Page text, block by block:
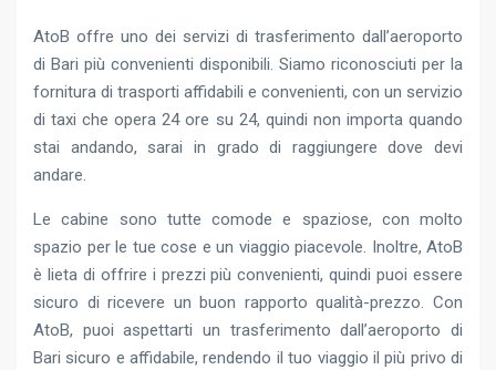
AtoB offre uno dei servizi di trasferimento dall’aeroporto
di Bari più convenienti disponibili. Siamo riconosciuti per la
fornitura di trasporti affidabili e convenienti, con un servizio
di taxi che opera 24 ore su 24, quindi non importa quando
stai andando, sarai in grado di raggiungere dove devi
andare.
Le cabine sono tutte comode e spaziose, con molto
spazio per le tue cose e un viaggio piacevole. Inoltre, AtoB
è lieta di offrire i prezzi più convenienti, quindi puoi essere
sicuro di ricevere un buon rapporto qualità-prezzo. Con
AtoB, puoi aspettarti un trasferimento dall’aeroporto di
Bari sicuro e affidabile, rendendo il tuo viaggio il più privo di